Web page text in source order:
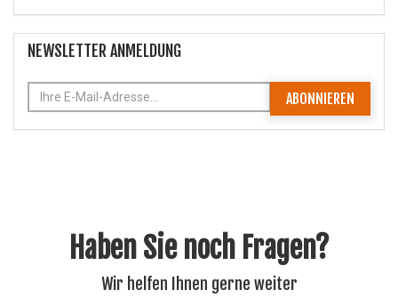
NEWSLETTER ANMELDUNG
ABONNIEREN
Haben Sie noch Fragen?
Wir helfen Ihnen gerne weiter